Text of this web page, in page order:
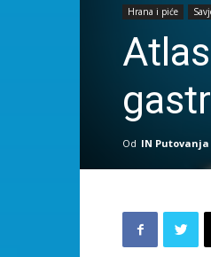
Hrana i piće
Od IN Putovanja